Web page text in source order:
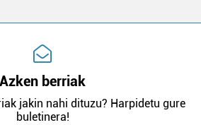
Azken berriak
jakin nahi dituzu? Harpidetu gure
buletinera!